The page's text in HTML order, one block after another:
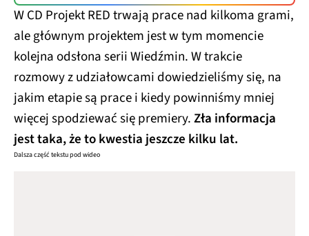
W CD Projekt RED trwają prace nad kilkoma grami,
ale głównym projektem jest w tym momencie
kolejna odsłona serii Wiedźmin. W trakcie
rozmowy z udziałowcami dowiedzieliśmy się, na
jakim etapie są prace i kiedy powinniśmy mniej
więcej spodziewać się premiery.Zła informacja
jest taka, że to kwestia jeszcze kilku lat.
Dalsza część tekstu pod wideo